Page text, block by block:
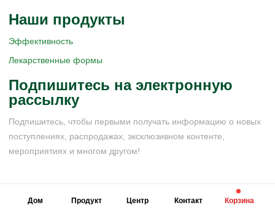
Наши продукты
Эффективность
Лекарственные формы
Подпишитесь на электронную
рассылку
Подпишитесь, чтобы первыми получать информацию о новых
поступлениях, распродажах, эксклюзивном контенте,
мероприятиях и многом другом!
Дом Продукт Центр Контакт Корзина